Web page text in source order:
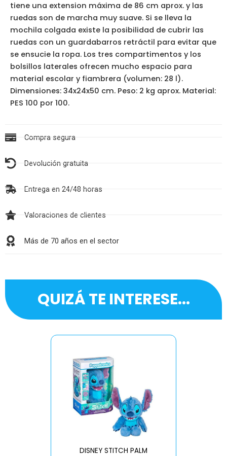
tiene una extension máxima de 86 cm aprox. y las
ruedas son de marcha muy suave. Si se lleva la
mochila colgada existe la posibilidad de cubrir las
ruedas con un guardabarros retráctil para evitar que
se ensucie la ropa. Los tres compartimentos y los
bolsillos laterales ofrecen mucho espacio para
material escolar y fiambrera (volumen: 28 l).
Dimensiones: 34x24x50 cm. Peso: 2 kg aprox. Material:
PES 100 por 100.
Compra segura
Devolución gratuita
Entrega en 24/48 horas
Valoraciones de clientes
Más de 70 años en el sector
QUIZÁ TE INTERESE...
DISNEY STITCH PALM